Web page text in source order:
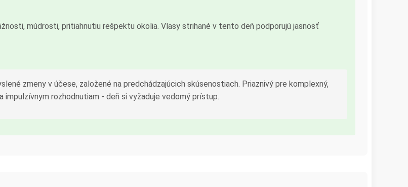
múdrosti, pritiahnutiu rešpektu okolia. Vlasy strihané v tento deň podporujú jasnosť
zmeny v účese, založené na predchádzajúcich skúsenostiach. Priaznivý pre komplexný,
rozhodnutiam - deň si vyžaduje vedomý prístup.